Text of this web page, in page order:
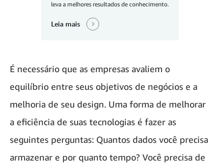
leva a melhores resultados de conhecimento.
Leia mais
É necessário que as empresas avaliem o
equilíbrio entre seus objetivos de negócios e a
melhoria de seu design. Uma forma de melhorar
a eficiência de suas tecnologias é fazer as
seguintes perguntas: Quantos dados você precisa
armazenar e por quanto tempo? Você precisa de